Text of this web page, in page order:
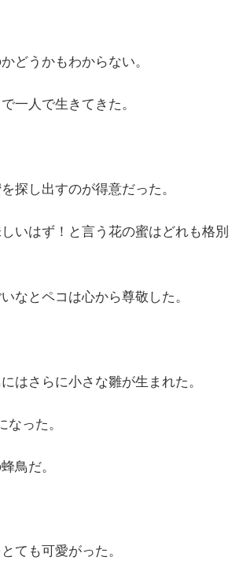
どうかもわからない。
一人で生きてきた。
探し出すのが得意だった。
いはず！と言う花の蜜はどれも格別
なとペコは心から尊敬した。
はさらに小さな雛が生まれた。
なった。
鳥だ。
ても可愛がった。